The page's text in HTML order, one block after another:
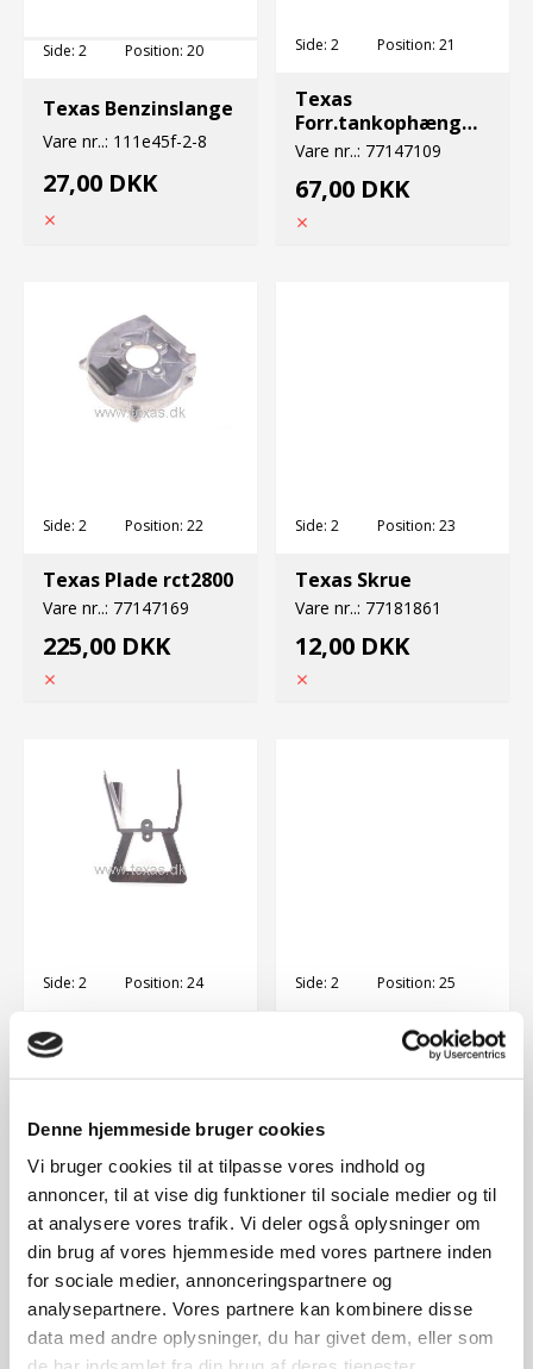
Denne hjemmeside bruger cookies
Vi bruger cookies til at tilpasse vores indhold og
annoncer, til at vise dig funktioner til sociale medier og til
at analysere vores trafik. Vi deler også oplysninger om
din brug af vores hjemmeside med vores partnere inden
for sociale medier, annonceringspartnere og
analysepartnere. Vores partnere kan kombinere disse
data med andre oplysninger, du har givet dem, eller som
Side: 2 Position: 20
Texas Benzinslange
Vare nr..: 111e45f-2-8
27,00 DKK
Side: 2 Position: 21
Texas
Forr.tankophæng
rct2800
Vare nr..: 77147109
67,00 DKK
Side: 2 Position: 22
Texas Plade rct2800
Vare nr..: 77147169
225,00 DKK
Side: 2 Position: 23
Texas Skrue
Vare nr..: 77181861
12,00 DKK
Side: 2 Position: 24
Texas Støtteben
320rc
252,00 DKK
Side: 2 Position: 25
Texas Svinghjul
739,00 DKK